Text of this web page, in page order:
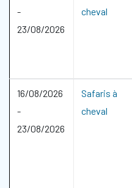
-
23/08/2026
cheval
16/08/2026
-
23/08/2026
Safaris à
cheval